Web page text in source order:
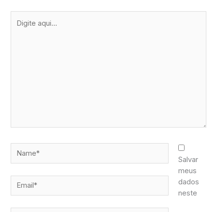
aqui...
Salvar
meus
dados
neste